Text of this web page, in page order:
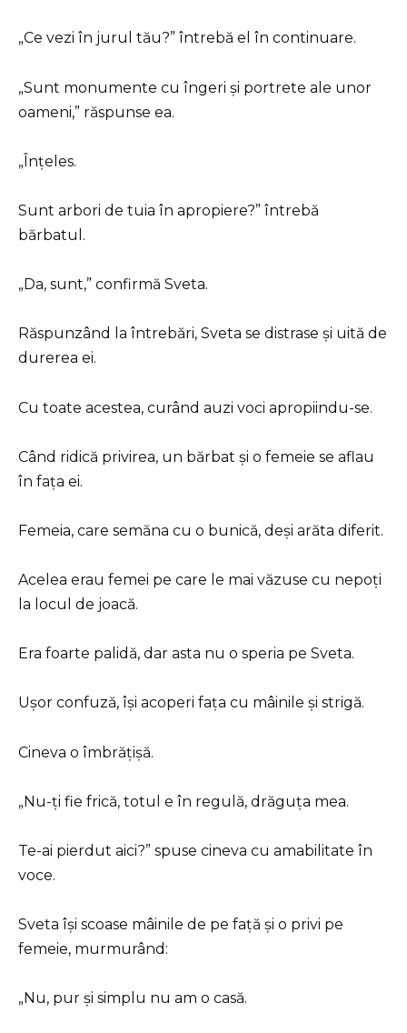
„Ce vezi în jurul tău?” întrebă el în continuare.
„Sunt monumente cu îngeri și portrete ale unor
oameni,” răspunse ea.
„Înțeles.
Sunt arbori de tuia în apropiere?” întrebă
bărbatul.
„Da, sunt,” confirmă Sveta.
Răspunzând la întrebări, Sveta se distrase și uită de
durerea ei.
Cu toate acestea, curând auzi voci apropiindu-se.
Când ridică privirea, un bărbat și o femeie se aflau
în fața ei.
Femeia, care semăna cu o bunică, deși arăta diferit.
Acelea erau femei pe care le mai văzuse cu nepoți
la locul de joacă.
Era foarte palidă, dar asta nu o speria pe Sveta.
Ușor confuză, își acoperi fața cu mâinile și strigă.
Cineva o îmbrățișă.
„Nu-ți fie frică, totul e în regulă, drăguța mea.
Te-ai pierdut aici?” spuse cineva cu amabilitate în
voce.
Sveta își scoase mâinile de pe față și o privi pe
femeie, murmurând:
„Nu, pur și simplu nu am o casă.